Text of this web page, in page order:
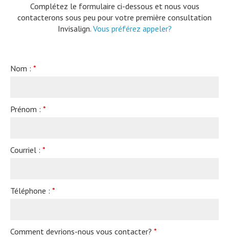
Complétez le formulaire ci-dessous et nous vous
contacterons sous peu pour votre première consultation
Invisalign. Vous préférez appeler?
Nom : *
Prénom : *
Courriel : *
Téléphone : *
Comment devrions-nous vous contacter? *